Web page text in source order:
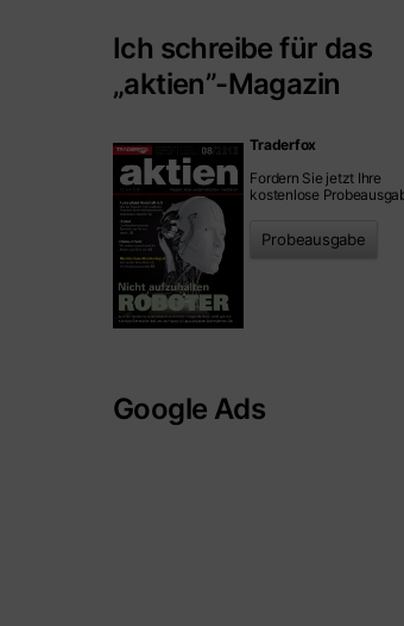
Ich schreibe für das
„aktien”-Magazin
Traderfox
Fordern Sie jetzt Ihre
kostenlose
Probeausgabe
Google Ads